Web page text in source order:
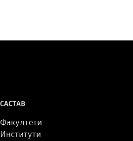
САСТАВ
Факултети
Институти